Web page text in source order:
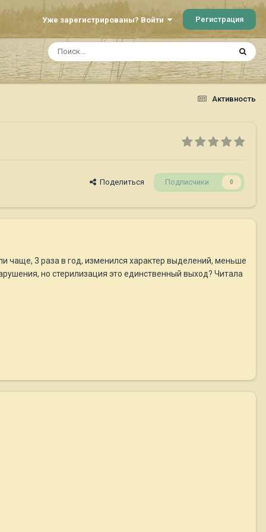
Уже зарегистрированы? Войти Регистрация
Активность
Поделиться Подписчики 0
чаще, 3 раза в год, изменился характер выделений, меньше
но стерилизация это единственный выход? Читала